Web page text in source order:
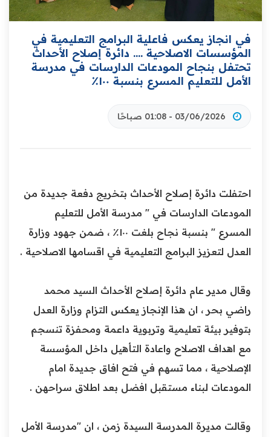
في انجاز يعكس فاعلية البرامج التعليمية في
المؤسسات الاصلاحية .... ‏دائرة إصلاح الأحداث
تحتفل بنجاح المودعات الدارسات في مدرسة
الأمل للتعليم المسرع بنسبة ١٠٠٪
03/06/2026 - 01:08 صباحًا
‏احتفلت دائرة إصلاح الأحداث بتخريج دفعة جديدة من
المودعات الدارسات في " مدرسة الأمل للتعليم
المسرع " بنسبة نجاح بلغت ١٠٠٪ ، ضمن جهود وزارة
العدل لتعزيز البرامج التعليمية في اقسامها الاصلاحية .
‏وقال مدير عام دائرة إصلاح الأحداث السيد محمد
راضي بحر ، ان هذا الإنجاز يعكس التزام وزارة العدل
بتوفير بيئة تعليمية وتربوية داعمة ومحفزة تنسجم
مع اهداف الاصلاح واعادة التأهيل داخل المؤسسة
الإصلاحية ، مما تسهم في فتح افاق جديدة امام
المودعات لبناء مستقبل افضل بعد اطلاق سراحهن .
‏وقالت مديرة المدرسة السيدة زمن ، ان "مدرسة الأمل